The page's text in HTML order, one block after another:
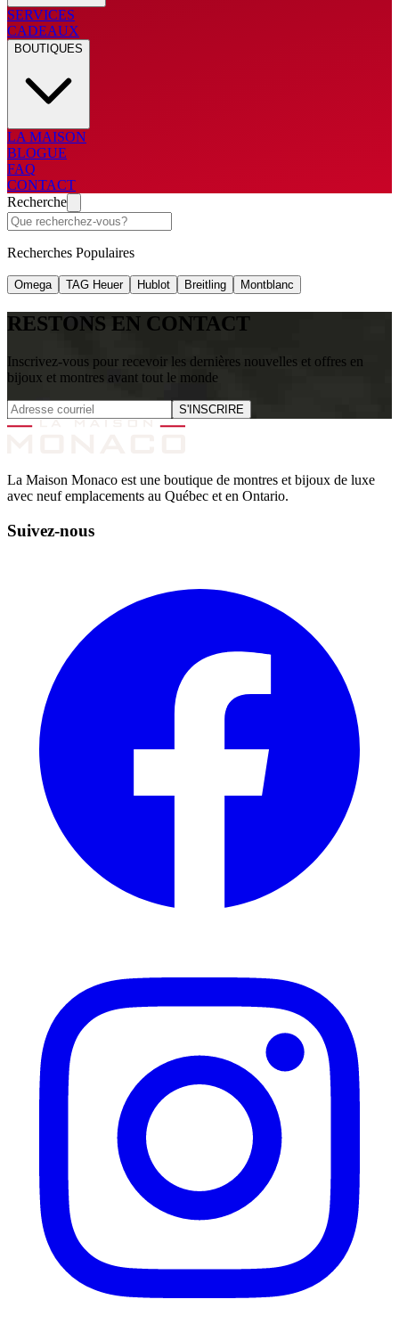
SERVICES
CADEAUX
BOUTIQUES
LA MAISON
BLOGUE
FAQ
CONTACT
Recherche
Recherches Populaires
Omega TAG Heuer Hublot Breitling Montblanc
RESTONS EN CONTACT
Inscrivez-vous pour recevoir les dernières nouvelles et offres en
bijoux et montres avant tout le monde
S'INSCRIRE
La Maison Monaco est une boutique de montres et bijoux de luxe
avec neuf emplacements au Québec et en Ontario.
Suivez-nous